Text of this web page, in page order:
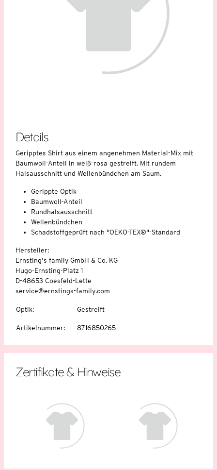
Details
Geripptes Shirt aus einem angenehmen Material-Mix mit
Baumwoll-Anteil in weiß-rosa gestreift. Mit rundem
Halsausschnitt und Wellenbündchen am Saum.
Gerippte Optik
Baumwoll-Anteil
Rundhalsausschnitt
Wellenbündchen
Schadstoffgeprüft nach "OEKO-TEX®"-Standard
Hersteller:
Ernsting's family GmbH & Co. KG
Hugo-Ernsting-Platz 1
D-48653 Coesfeld-Lette
service@ernstings-family.com
Optik: Gestreift
Artikelnummer: 8716850265
Zertifikate & Hinweise